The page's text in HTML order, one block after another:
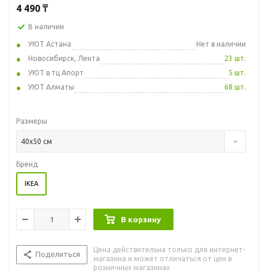
4 490 ₸
В наличии
УЮТ Астана
Нет в наличии
Новосибирск, Лента
23 шт.
УЮТ в тц Апорт
5 шт.
УЮТ Алматы
68 шт.
Размеры
40x50 см
Бренд
IKEA
В корзину
Поделиться
Цена действительна только для интернет-
магазина и может отличаться от цен в
розничных магазинах